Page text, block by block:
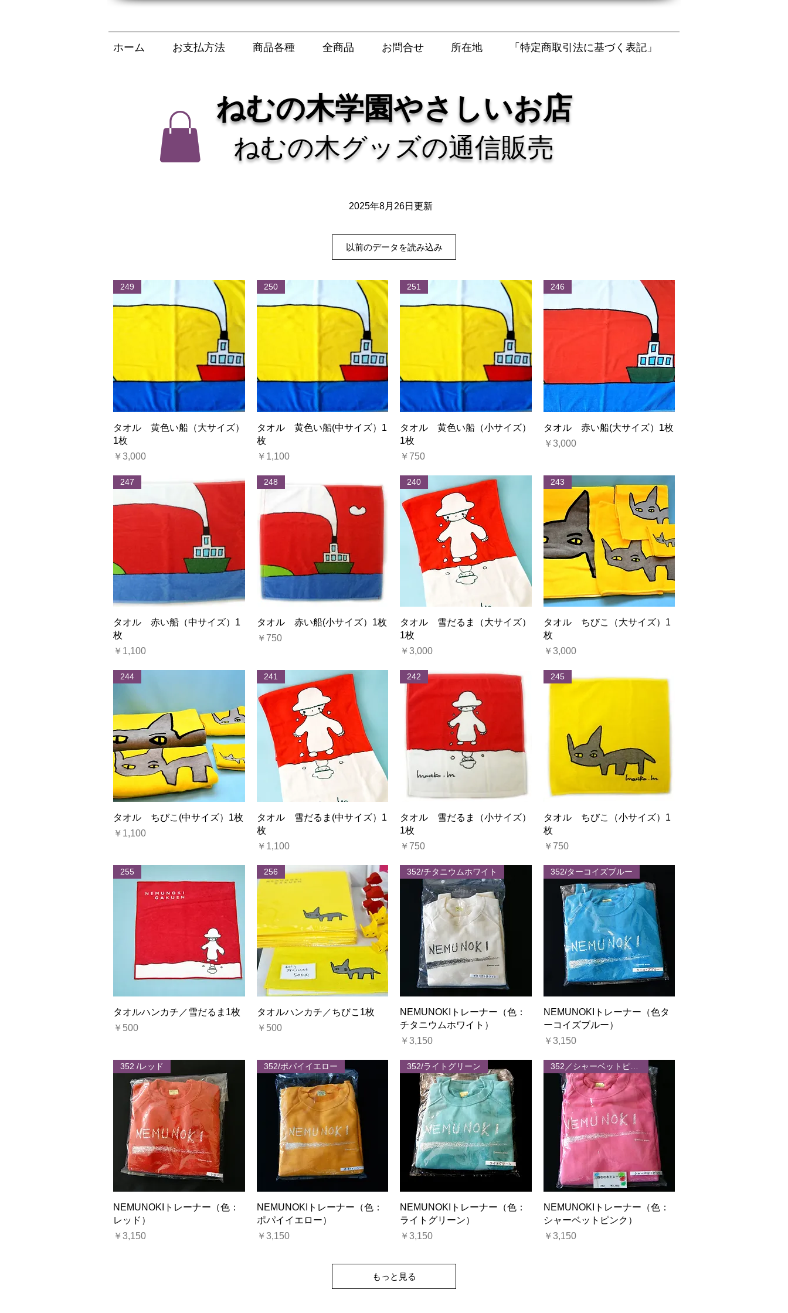
ホーム お支払方法 商品各種 全商品 お問合せ 所在地 「特定商取引法に基づく表記」
ねむの木学園やさしいお店
ねむの木グッズの通信販売
2025年8月26日更新
以前のデータを読み込み
クイックビュー
249
タオル 黄色い船（大サイズ）
1枚
価格
￥3,000
クイックビュー
250
タオル 黄色い船(中サイズ）1
枚
価格
￥1,100
クイックビュー
251
タオル 黄色い船（小サイズ）
1枚
価格
￥750
クイックビュー
246
タオル 赤い船(大サイズ）1枚
価格
￥3,000
クイックビュー
247
タオル 赤い船（中サイズ）1
枚
価格
￥1,100
クイックビュー
248
タオル 赤い船(小サイズ）1枚
価格
￥750
クイックビュー
240
タオル 雪だるま（大サイズ）
1枚
価格
￥3,000
クイックビュー
243
タオル ちびこ（大サイズ）1
枚
価格
￥3,000
クイックビュー
244
タオル ちびこ(中サイズ）1枚
価格
￥1,100
クイックビュー
241
タオル 雪だるま(中サイズ）1
枚
価格
￥1,100
クイックビュー
242
タオル 雪だるま（小サイズ）
1枚
価格
￥750
クイックビュー
245
タオル ちびこ（小サイズ）1
枚
価格
￥750
クイックビュー
255
タオルハンカチ／雪だるま1枚
価格
￥500
クイックビュー
256
タオルハンカチ／ちびこ1枚
価格
￥500
クイックビュー
352/チタニウムホワイト
NEMUNOKIトレーナー（色：
チタニウムホワイト）
価格
￥3,150
クイックビュー
352/ターコイズブルー
NEMUNOKIトレーナー（色タ
ーコイズブルー）
価格
￥3,150
クイックビュー
352 /レッド
NEMUNOKIトレーナー（色：
レッド）
価格
￥3,150
クイックビュー
352/ポパイイエロー
NEMUNOKIトレーナー（色：
ポパイイエロー）
価格
￥3,150
クイックビュー
352/ライトグリーン
NEMUNOKIトレーナー（色：
ライトグリーン）
価格
￥3,150
クイックビュー
352／シャーベットピンク
NEMUNOKIトレーナー（色：
シャーベットピンク）
価格
￥3,150
もっと見る